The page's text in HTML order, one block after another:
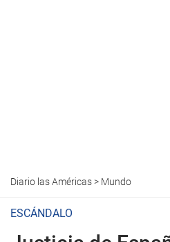
Diario las Américas> Mundo
ESCÁNDALO